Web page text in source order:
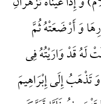
وَ أَرْضَعَتْهُ ثُمَّ
لَهُ قَدْ وَارَیْتُهُ فِی
تَذْهَبُ إِلَی إِبْرَاهِیمَ